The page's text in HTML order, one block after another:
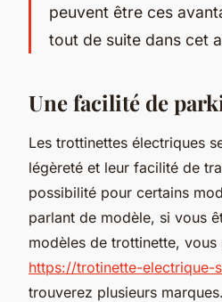
peuvent être ces
tout de suite dans cet
Une facilité de
Les trottinettes électriques
légèreté et leur facilité de
possibilité pour certains
parlant de modèle, si vous
modèles de trottinette,
https://trotinette-electrique-
trouverez plusieurs marques.